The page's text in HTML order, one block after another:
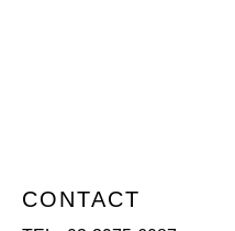
CONTACT